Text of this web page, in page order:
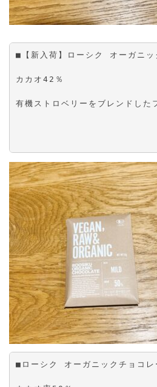
■【新入荷】ローシク オーガニ
カカオ42％
有機ストロベリーをブレンドした
■ローシク オーガニックチョコ